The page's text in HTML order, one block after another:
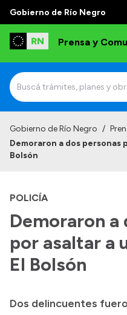
Gobierno de Río Negro
Prensa y
Institucional
Referentes de prensa
Archivo de noticias
Transparencia
Gobierno de Río Negro /
Demoraron a dos personas
Bolsón
POLICÍA
Demoraron a
por asaltar a
El Bolsón
Dos delincuentes